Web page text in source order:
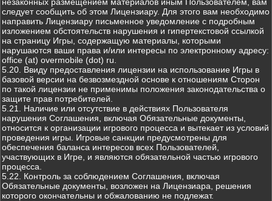
следует сообщить об этом Лицензиару. Для этого вам необходимо
направить Лицензиару письменное уведомление с подробным
изложением обстоятельств нарушения и гипертекстовой ссылкой
на страницу Игры, содержащую материалы, которыми
нарушаются ваши права и/или интересы по электронному адресу:
office (at) overmobile (dot) ru.
5.20. Ввиду предоставления лицензии на использование Игры в
базовой версии на безвозмездной основе к отношениям Сторон
по такой лицензии не применимы положения законодательства о
защите прав потребителей.
5.21. Наличие или отсутствие в действиях Пользователя
нарушения Соглашения, включая Обязательные документы,
относится к организации игрового процесса и вытекает из условий
проведения игры. Игровые санкции предусмотрены для
обеспечения баланса интересов всех Пользователей,
участвующих в Игре, и являются обязательной частью игрового
процесса.
5.22. Контроль за соблюдением Соглашения, включая
Обязательные документы, возложен на Лицензиара, решения
которого окончательны и обжалованию не подлежат.